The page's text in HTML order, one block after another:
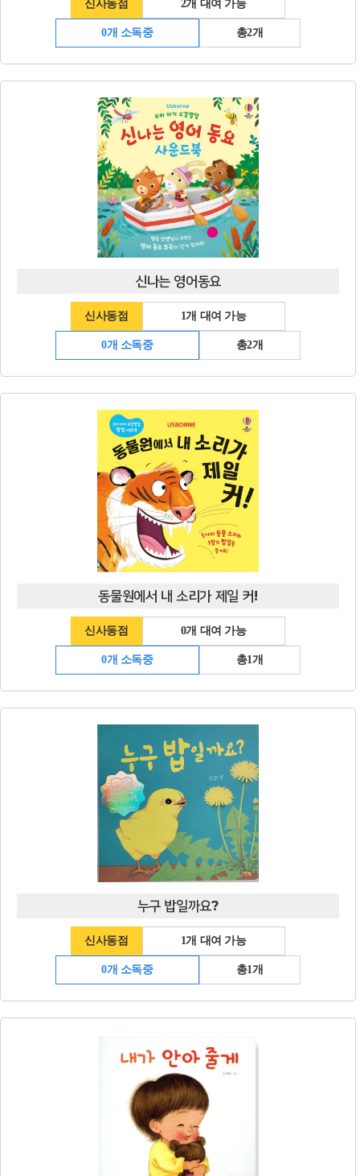
신사동점 2개 대여 가능
0개 소독중 총2개
신나는 영어동요
신사동점 1개 대여 가능
0개 소독중 총2개
동물원에서 내 소리가 제일 커!
신사동점 0개 대여 가능
0개 소독중 총1개
누구 밥일까요?
신사동점 1개 대여 가능
0개 소독중 총1개